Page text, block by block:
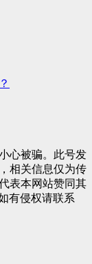
心被骗。此号发
相关信息仅为传
表本网站赞同其
有侵权请联系